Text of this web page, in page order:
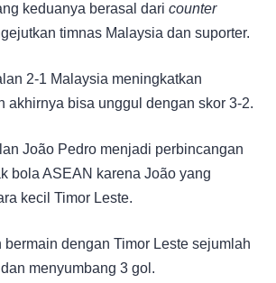
keduanya berasal dari counter
timnas Malaysia dan suporter.
2-1 Malaysia meningkatkan
akhirnya bisa unggul dengan skor 3-2.
João Pedro menjadi perbincangan
bola ASEAN karena João yang
kecil Timor Leste.
bermain dengan Timor Leste sejumlah
menyumbang 3 gol.